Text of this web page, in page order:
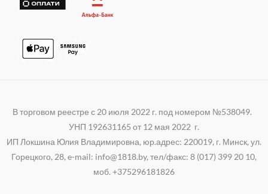
В торговом реестре с 20 июля 2022 г. под номером №538049.
УНП 192631165 от 12 мая 2022 г.
ИП Локшина Юлия Владимировна, юр.адрес: 220019, г. Минск, ул.
Горецкого, 28, e-mail: info@1818.by, тел/факс: 8 (017) 399 20 10,
моб. +375296181826